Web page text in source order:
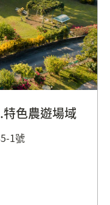
色農遊場域
1號